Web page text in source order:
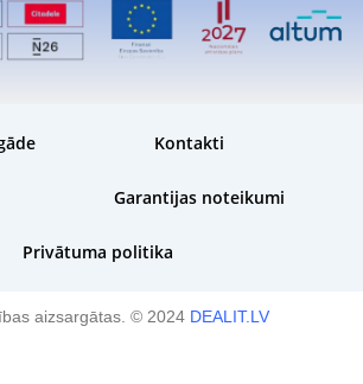
Kontakti
Garantijas noteikumi
Privātuma politika
aizsargātas. © 2024 DEALIT.LV